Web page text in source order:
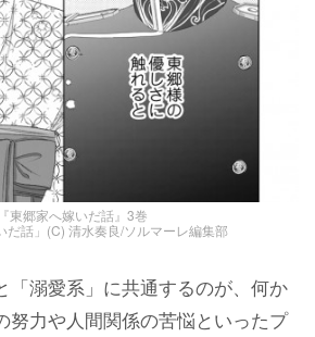
『東郷家へ嫁いだ話』3巻
だ話」(C) 清水奏良/ソルマーレ編集部
溺愛系」に共通するのが、何か
努力や人間関係の苦悩といったプ